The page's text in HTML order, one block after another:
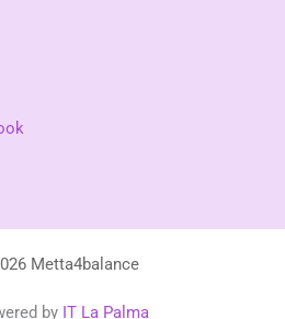
Metta4balance
by IT La Palma